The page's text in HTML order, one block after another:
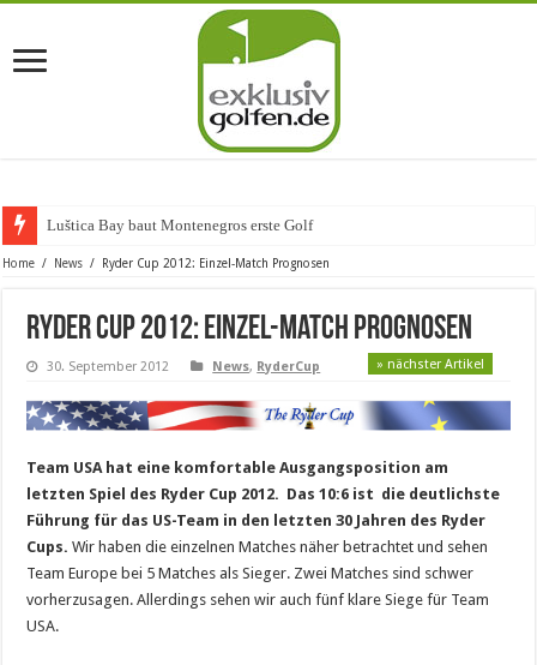
Luštica Bay baut Montenegros erste Golf-Communit
Home / News / Ryder Cup 2012: Einzel-Match Prognosen
Ryder Cup 2012: Einzel-Match Prognosen
30. September 2012 News, RyderCup » nächster Artikel
Team USA hat eine komfortable Ausgangsposition am
letzten Spiel des Ryder Cup 2012. Das 10:6 ist die deutlichste
Führung für das US-Team in den letzten 30 Jahren des Ryder
Cups. Wir haben die einzelnen Matches näher betrachtet und sehen
Team Europe bei 5 Matches als Sieger. Zwei Matches sind schwer
vorherzusagen. Allerdings sehen wir auch fünf klare Siege für Team
USA.